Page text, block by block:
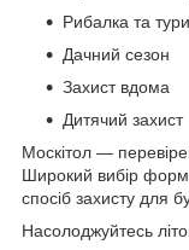
Рибалка та
Дачний сезон
Захист вдома
Дитячий захист
Москітол —
Широкий вибір
спосіб захисту для
Насолоджуйтесь